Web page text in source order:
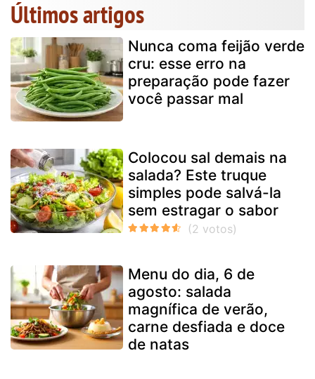
Últimos artigos
Nunca coma feijão verde
cru: esse erro na
preparação pode fazer
você passar mal
Colocou sal demais na
salada? Este truque
simples pode salvá-la
sem estragar o sabor
Menu do dia, 6 de
agosto: salada
magnífica de verão,
carne desfiada e doce
de natas